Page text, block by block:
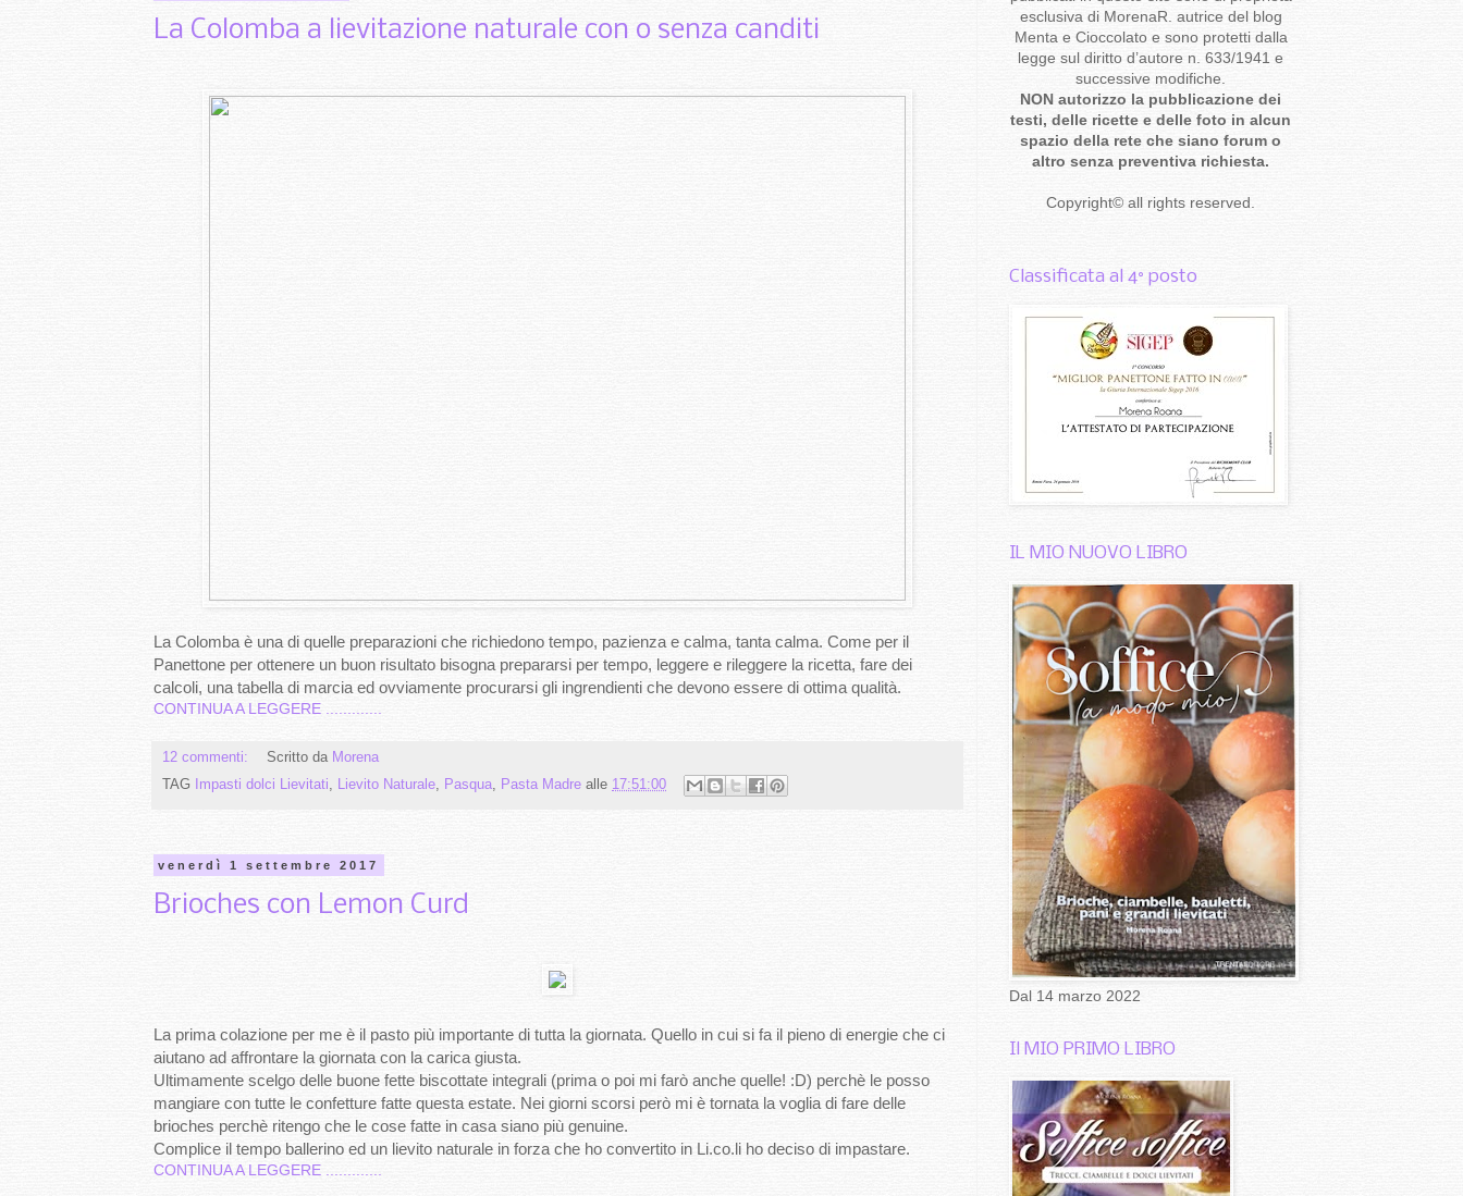
La Colomba a lievitazione naturale con o senza canditi
La Colomba è una di quelle preparazioni che richiedono tempo, pazienza e calma, tanta calma. Come per il
Panettone per ottenere un buon risultato bisogna prepararsi per tempo, leggere e rileggere la ricetta, fare dei
calcoli, una tabella di marcia ed ovviamente procurarsi gli ingrendienti che devono essere di ottima qualità.
CONTINUA A LEGGERE .............
12 commenti: Scritto da Morena
TAG
Impasti dolci Lievitati, Lievito Naturale, Pasqua, Pasta Madre alle 17:51:00
venerdì 1 settembre 2017
Brioches con Lemon Curd
La prima colazione per me è il pasto più importante di tutta la giornata. Quello in cui si fa il pieno di energie che ci
aiutano ad affrontare la giornata con la carica giusta.
Ultimamente scelgo delle buone fette biscottate integrali (prima o poi mi farò anche quelle! :D) perchè le posso
mangiare con tutte le confetture fatte questa estate. Nei giorni scorsi però mi è tornata la voglia di fare delle
brioches perchè ritengo che le cose fatte in casa siano più genuine.
Complice il tempo ballerino ed un lievito naturale in forza che ho convertito in Li.co.li ho deciso di impastare.
CONTINUA A LEGGERE .............
esclusiva di MorenaR. autrice del blog
Menta e Cioccolato e sono protetti dalla
legge sul diritto d’autore n. 633/1941 e
successive modifiche.
NON autorizzo la pubblicazione dei
testi, delle ricette e delle foto in alcun
spazio della rete che siano forum o
altro senza preventiva richiesta.
Copyright© all rights reserved
Classificata al 4° posto
IL MIO NUOVO LIBRO
Dal 14 marzo 2022
Il MIO PRIMO LIBRO